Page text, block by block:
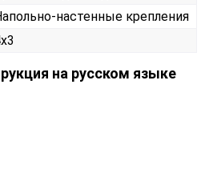
настенные крепления
на русском языке